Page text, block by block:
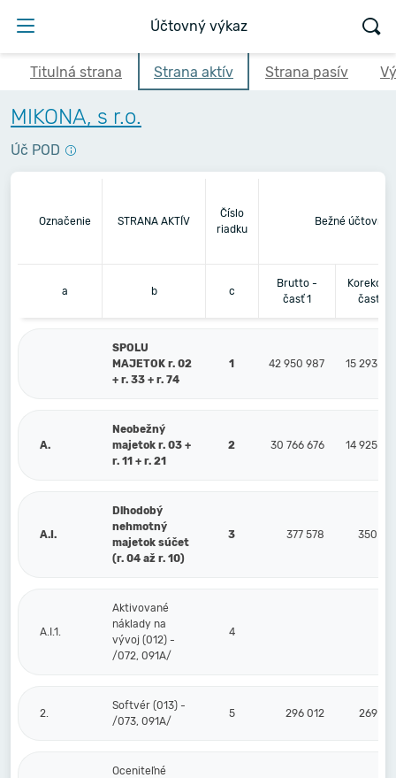
Účtovný výkaz
Titulná strana Strana aktív Strana pasív
MIKONA, s r.o.
Úč POD
Označenie STRANA AKTÍV
Číslo
riadku
Bežné účtovné
a b c
Brutto -
časť 1
Korekcia
časť 2
SPOLU
MAJETOK r. 02
+ r. 33 + r. 74
1 42 950 987 15 293
A.
Neobežný
majetok r. 03 +
r. 11 + r. 21
2 30 766 676 14 925
A.I.
Dlhodobý
nehmotný
majetok súčet
(r. 04 až r. 10)
3 377 578 350
A.I.1.
Aktivované
náklady na
vývoj (012) -
/072, 091A/
4
2.
Softvér (013) -
/073, 091A/
5 296 012 269
Oceniteľné